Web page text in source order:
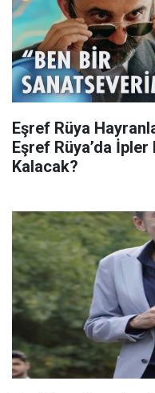
Eşref Rüya
Eşref Rüya’da İpler
Kalacak?